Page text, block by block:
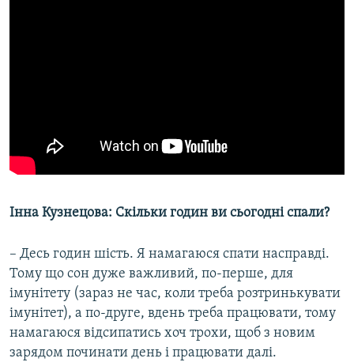
Інна Кузнецова: Скільки годин ви сьогодні спали?
– Десь годин шість. Я намагаюся спати насправді.
Тому що сон дуже важливий, по-перше, для
імунітету (зараз не час, коли треба розтринькувати
імунітет), а по-друге, вдень треба працювати, тому
намагаюся відсипатись хоч трохи, щоб з новим
зарядом починати день і працювати далі.